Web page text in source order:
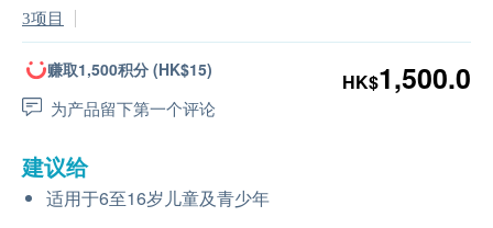
3项目
赚取1,500积分 (HK$15)
为产品留下第一个评论
HK$1,500.0
建议给
适用于6至16岁儿童及青少年